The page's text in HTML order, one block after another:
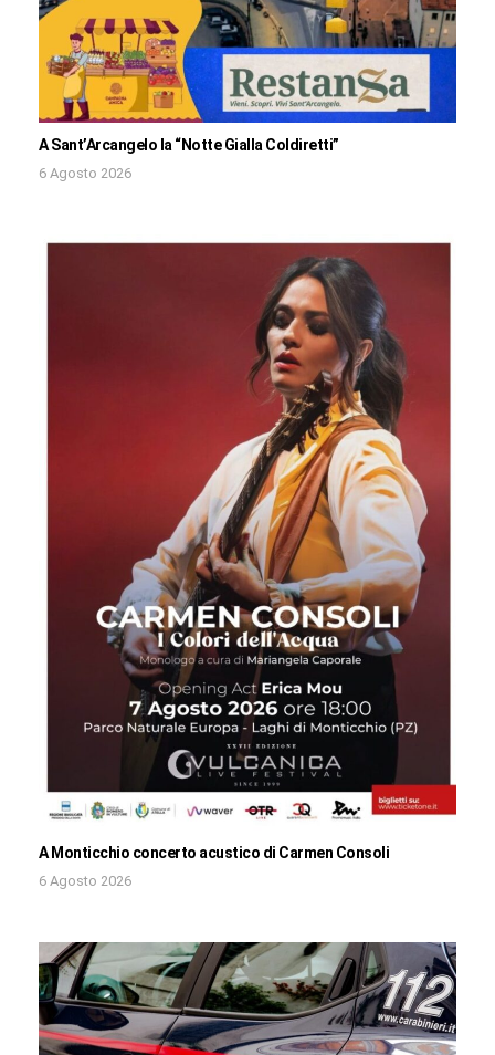
A Sant’Arcangelo la “Notte Gialla Coldiretti”
6 Agosto 2026
A Monticchio concerto acustico di Carmen Consoli
6 Agosto 2026